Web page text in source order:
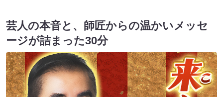
芸人の本音と、師匠からの温かいメッセ
ージが詰まった30分